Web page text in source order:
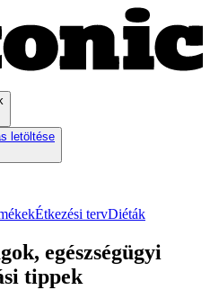
letöltése
Étkezési tervDiéták
egészségügyi
tippek